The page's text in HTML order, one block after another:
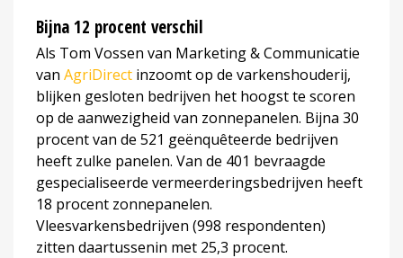
Bijna 12 procent verschil
Als Tom Vossen van Marketing & Communicatie
van AgriDirect inzoomt op de varkenshouderij,
blijken gesloten bedrijven het hoogst te scoren
op de aanwezigheid van zonnepanelen. Bijna 30
procent van de 521 geënquêteerde bedrijven
heeft zulke panelen. Van de 401 bevraagde
gespecialiseerde vermeerderingsbedrijven heeft
18 procent zonnepanelen.
Vleesvarkensbedrijven (998 respondenten)
zitten daartussenin met 25,3 procent.